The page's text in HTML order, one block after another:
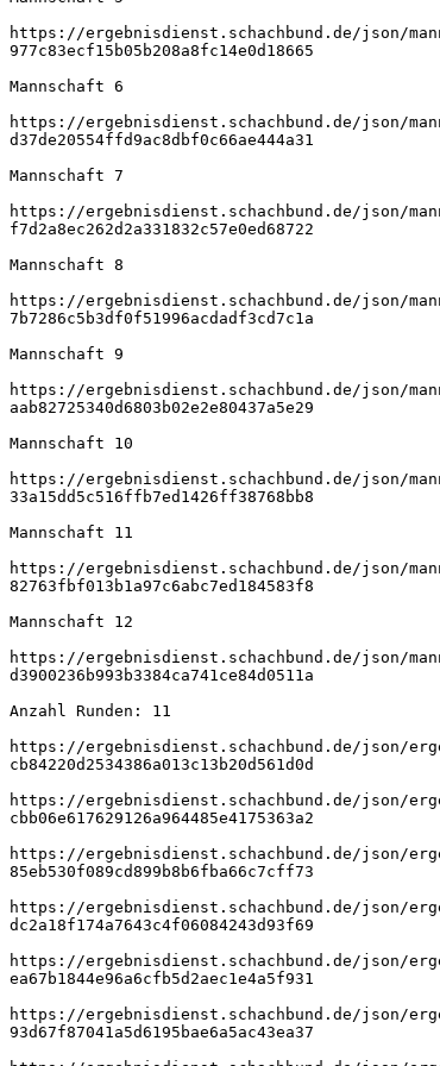
https://ergebnisdienst.schachbund.de/json/
977c83ecf15b05b208a8fc14e0d18665
Mannschaft 6
https://ergebnisdienst.schachbund.de/json/
d37de20554ffd9ac8dbf0c66ae444a31
Mannschaft 7
https://ergebnisdienst.schachbund.de/json/
f7d2a8ec262d2a331832c57e0ed68722
Mannschaft 8
https://ergebnisdienst.schachbund.de/json/
7b7286c5b3df0f51996acdadf3cd7c1a
Mannschaft 9
https://ergebnisdienst.schachbund.de/json/
aab82725340d6803b02e2e80437a5e29
Mannschaft 10
https://ergebnisdienst.schachbund.de/json/
33a15dd5c516ffb7ed1426ff38768bb8
Mannschaft 11
https://ergebnisdienst.schachbund.de/json/
82763fbf013b1a97c6abc7ed184583f8
Mannschaft 12
https://ergebnisdienst.schachbund.de/json/
d3900236b993b3384ca741ce84d0511a
Anzahl Runden: 11
https://ergebnisdienst.schachbund.de/json/
cb84220d2534386a013c13b20d561d0d
https://ergebnisdienst.schachbund.de/json/
cbb06e617629126a964485e4175363a2
https://ergebnisdienst.schachbund.de/json/
85eb530f089cd899b8b6fba66c7cff73
https://ergebnisdienst.schachbund.de/json/
dc2a18f174a7643c4f06084243d93f69
https://ergebnisdienst.schachbund.de/json/
ea67b1844e96a6cfb5d2aec1e4a5f931
https://ergebnisdienst.schachbund.de/json/
93d67f87041a5d6195bae6a5ac43ea37